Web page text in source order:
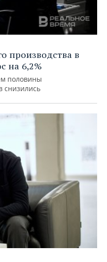
производства в
на 6,2%
половины
снизились